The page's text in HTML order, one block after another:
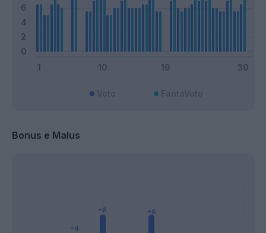
Bonus e Malus